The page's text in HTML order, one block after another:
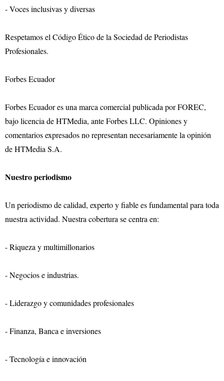
- Voces inclusivas y diversas
Respetamos el Código Ético de la Sociedad de Periodistas
Profesionales.
Forbes Ecuador
Forbes Ecuador es una marca comercial publicada por FOREC,
bajo licencia de HTMedia, ante Forbes LLC. Opiniones y
comentarios expresados no representan necesariamente la opinión
de HTMedia S.A.
Nuestro periodismo
Un periodismo de calidad, experto y fiable es fundamental para toda
nuestra actividad. Nuestra cobertura se centra en:
- Riqueza y multimillonarios
- Negocios e industrias.
- Liderazgo y comunidades profesionales
- Finanza, Banca e inversiones
- Tecnología e innovación